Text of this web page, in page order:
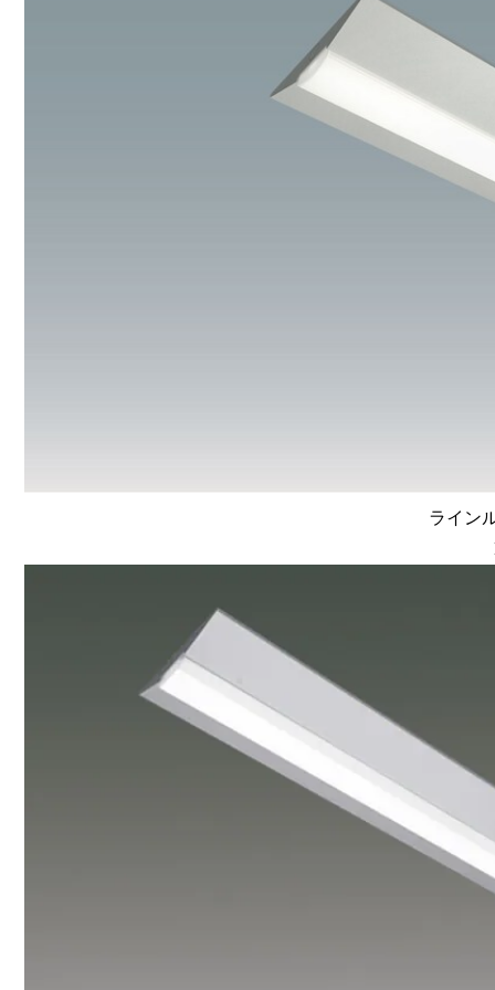
ライン